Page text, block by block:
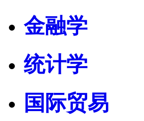
金融学
统计学
国际贸易